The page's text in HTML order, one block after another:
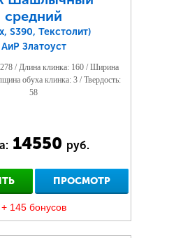
средний
S390, Текстолит)
АиР Златоуст
/ Длина клинка: 160 / Ширина
обуха клинка: 3 / Твердость:
58
14550 руб.
ПРОСМОТР
+ 145 бонусов